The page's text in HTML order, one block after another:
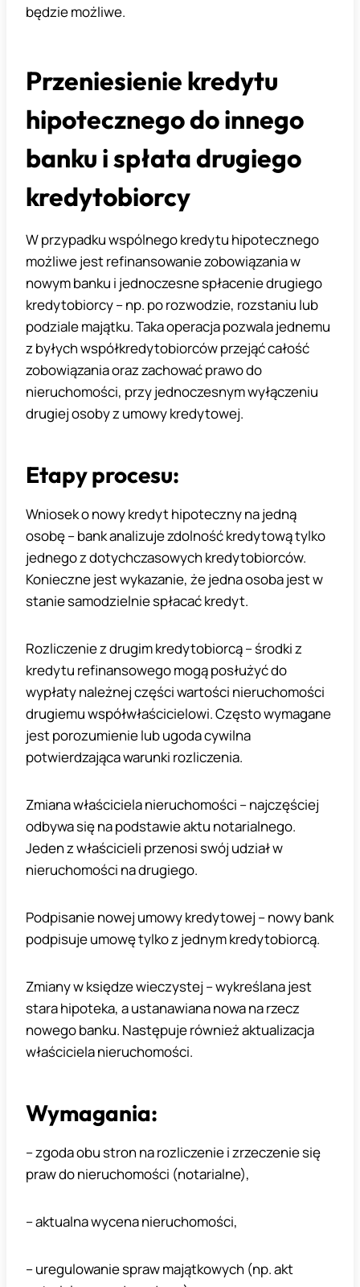
będzie możliwe.
Przeniesienie kredytu
hipotecznego do innego
banku i spłata drugiego
kredytobiorcy
W przypadku wspólnego kredytu hipotecznego
możliwe jest refinansowanie zobowiązania w
nowym banku i jednoczesne spłacenie drugiego
kredytobiorcy – np. po rozwodzie, rozstaniu lub
podziale majątku. Taka operacja pozwala jednemu
z byłych współkredytobiorców przejąć całość
zobowiązania oraz zachować prawo do
nieruchomości, przy jednoczesnym wyłączeniu
drugiej osoby z umowy kredytowej.
Etapy procesu:
Wniosek o nowy kredyt hipoteczny na jedną
osobę – bank analizuje zdolność kredytową tylko
jednego z dotychczasowych kredytobiorców.
Konieczne jest wykazanie, że jedna osoba jest w
stanie samodzielnie spłacać kredyt.
Rozliczenie z drugim kredytobiorcą – środki z
kredytu refinansowego mogą posłużyć do
wypłaty należnej części wartości nieruchomości
drugiemu współwłaścicielowi. Często wymagane
jest porozumienie lub ugoda cywilna
potwierdzająca warunki rozliczenia.
Zmiana właściciela nieruchomości – najczęściej
odbywa się na podstawie aktu notarialnego.
Jeden z właścicieli przenosi swój udział w
nieruchomości na drugiego.
Podpisanie nowej umowy kredytowej – nowy bank
podpisuje umowę tylko z jednym kredytobiorcą.
Zmiany w księdze wieczystej – wykreślana jest
stara hipoteka, a ustanawiana nowa na rzecz
nowego banku. Następuje również aktualizacja
właściciela nieruchomości.
Wymagania:
– zgoda obu stron na rozliczenie i zrzeczenie się
praw do nieruchomości (notarialne),
– aktualna wycena nieruchomości,
– uregulowanie spraw majątkowych (np. akt